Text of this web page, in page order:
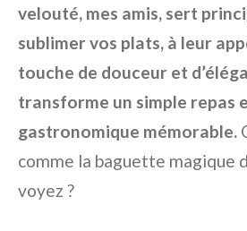
velouté, mes amis, sert
sublimer vos plats, à leur
touche de douceur et
transforme un simple repas
gastronomique mémorable.
comme la baguette magique
voyez ?